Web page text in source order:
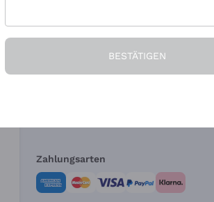
Die Firma
Zahlungsarten
BESTÄTIGEN